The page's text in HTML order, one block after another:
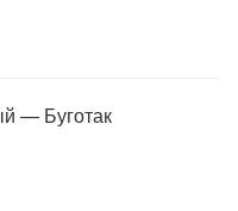
— Буготак